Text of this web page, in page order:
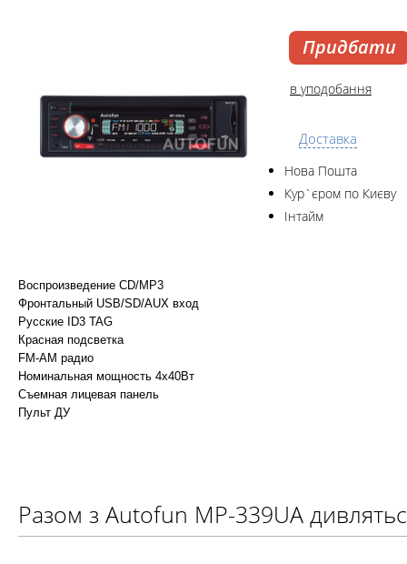
Придбати
в уподобання
Доставка
Нова Пошта
Кур`єром по Києву
Інтайм
Воспроизведение CD/MP3
Фронтальный USB/SD/AUX вход
Русские ID3 TAG
Красная подсветка
FM-AM радио
Номинальная мощнoсть 4х40Вт
Съемная лицевая панель
Пульт ДУ
Разом з Autofun MP-339UA